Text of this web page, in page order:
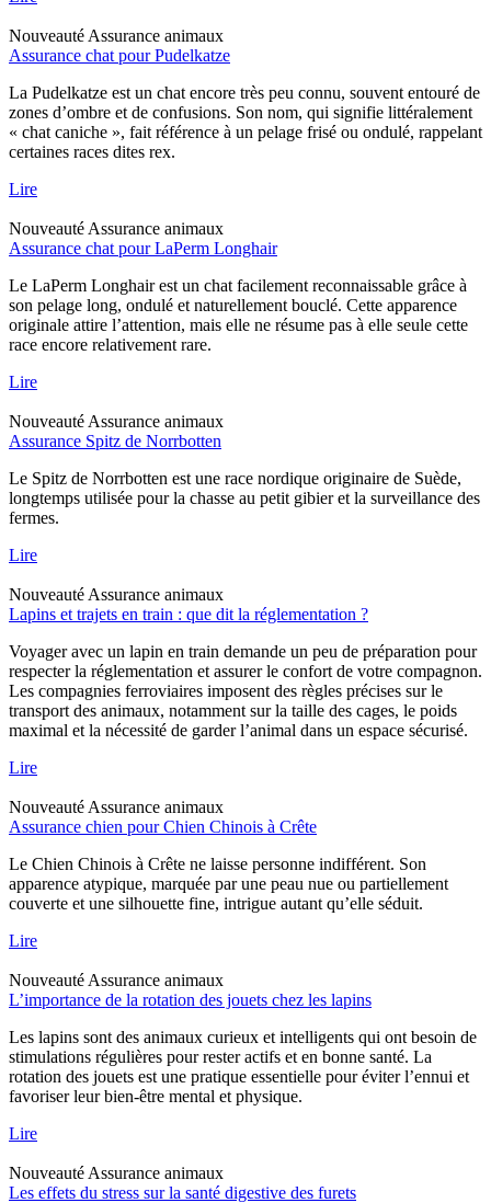
Nouveauté Assurance animaux
Assurance chat pour Pudelkatze
La Pudelkatze est un chat encore très peu connu, souvent entouré de
zones d’ombre et de confusions. Son nom, qui signifie littéralement
« chat caniche », fait référence à un pelage frisé ou ondulé, rappelant
certaines races dites rex.
Lire
Nouveauté Assurance animaux
Assurance chat pour LaPerm Longhair
Le LaPerm Longhair est un chat facilement reconnaissable grâce à
son pelage long, ondulé et naturellement bouclé. Cette apparence
originale attire l’attention, mais elle ne résume pas à elle seule cette
race encore relativement rare.
Lire
Nouveauté Assurance animaux
Assurance Spitz de Norrbotten
Le Spitz de Norrbotten est une race nordique originaire de Suède,
longtemps utilisée pour la chasse au petit gibier et la surveillance des
fermes.
Lire
Nouveauté Assurance animaux
Lapins et trajets en train : que dit la réglementation ?
Voyager avec un lapin en train demande un peu de préparation pour
respecter la réglementation et assurer le confort de votre compagnon.
Les compagnies ferroviaires imposent des règles précises sur le
transport des animaux, notamment sur la taille des cages, le poids
maximal et la nécessité de garder l’animal dans un espace sécurisé.
Lire
Nouveauté Assurance animaux
Assurance chien pour Chien Chinois à Crête
Le Chien Chinois à Crête ne laisse personne indifférent. Son
apparence atypique, marquée par une peau nue ou partiellement
couverte et une silhouette fine, intrigue autant qu’elle séduit.
Lire
Nouveauté Assurance animaux
L’importance de la rotation des jouets chez les lapins
Les lapins sont des animaux curieux et intelligents qui ont besoin de
stimulations régulières pour rester actifs et en bonne santé. La
rotation des jouets est une pratique essentielle pour éviter l’ennui et
favoriser leur bien-être mental et physique.
Lire
Nouveauté Assurance animaux
Les effets du stress sur la santé digestive des furets